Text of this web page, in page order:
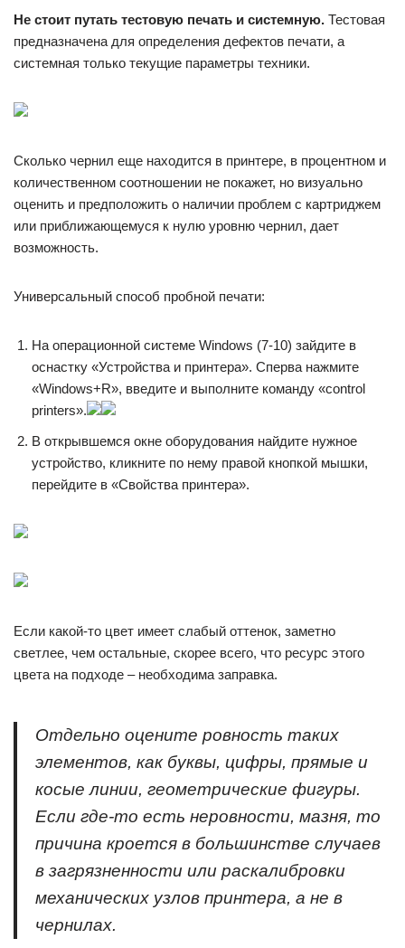
Не стоит путать тестовую печать и системную. Тестовая
предназначена для определения дефектов печати, а
системная только текущие параметры техники.
Сколько чернил еще находится в принтере, в процентном и
количественном соотношении не покажет, но визуально
оценить и предположить о наличии проблем с картриджем
или приближающемуся к нулю уровню чернил, дает
возможность.
Универсальный способ пробной печати:
На операционной системе Windows (7-10) зайдите в
оснастку «Устройства и принтера». Сперва нажмите
«Windows+R», введите и выполните команду «control
printers».
В открывшемся окне оборудования найдите нужное
устройство, кликните по нему правой кнопкой мышки,
перейдите в «Свойства принтера».
Если какой-то цвет имеет слабый оттенок, заметно
светлее, чем остальные, скорее всего, что ресурс этого
цвета на подходе – необходима заправка.
Отдельно оцените ровность таких
элементов, как буквы, цифры, прямые и
косые линии, геометрические фигуры.
Если где-то есть неровности, мазня, то
причина кроется в большинстве случаев
в загрязненности или раскалибровки
механических узлов принтера, а не в
чернилах.